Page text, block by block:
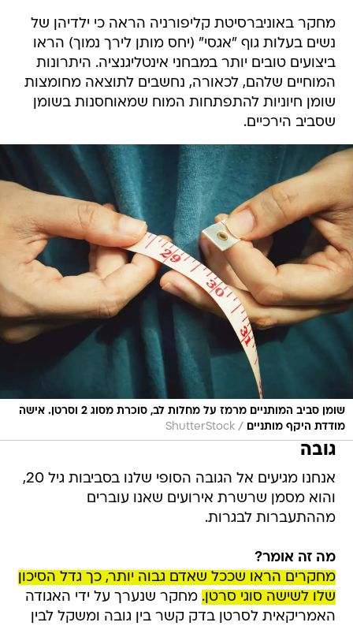
מחקר באוניברסיטת קליפורניה הראה כי ילדיהן של
נשים בעלות גוף "אגסי" (יחס מותן לירך נמוך) הראו
ביצועים טובים יותר במבחני אינטליגנציה. היתרונות
המוחיים שלהם, לכאורה, נחשבים לתוצאה מחומצות
שומן חיוניות להתפתחות המוח שמאוחסנות בשומן
שסביב הירכיים.
שומן סביב המותניים מרמז על מחלות לב, סוכרת מסוג 2 וסרטן. אישה
מודדת היקף מותניים
/
ShutterStock
גובה
אנחנו מגיעים אל הגובה הסופי שלנו בסביבות גיל 20,
והוא מסמן שרשרת אירועים שאנו עוברים
מההתעברות לבגרות.
מה זה אומר?
מחקרים הראו שככל שאדם גבוה יותר, כך גדל הסיכון
שלו לשישה סוגי סרטן. מחקר שנערך על ידי האגודה
האמריקאית לסרטן בדק קשר בין גובה ומשקל לבין